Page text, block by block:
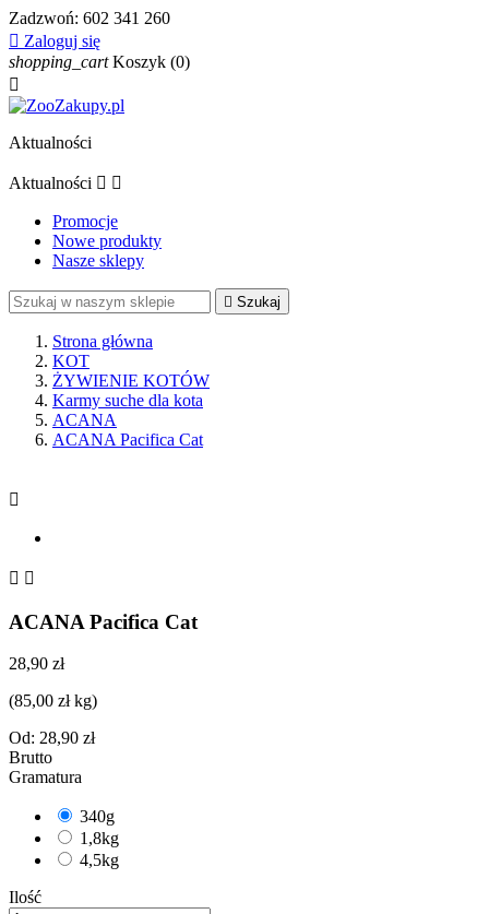
Zadzwoń: 602 341 260
 Zaloguj się
shopping_cart Koszyk (0)

Aktualności
Aktualności  
Promocje
Nowe produkty
Nasze sklepy
 Szukaj
Strona główna
KOT
ŻYWIENIE KOTÓW
Karmy suche dla kota
ACANA
ACANA Pacifica Cat

 
ACANA Pacifica Cat
28,90 zł
(85,00 zł kg)
Od: 28,90 zł
Brutto
Gramatura
340g
1,8kg
4,5kg
Ilość